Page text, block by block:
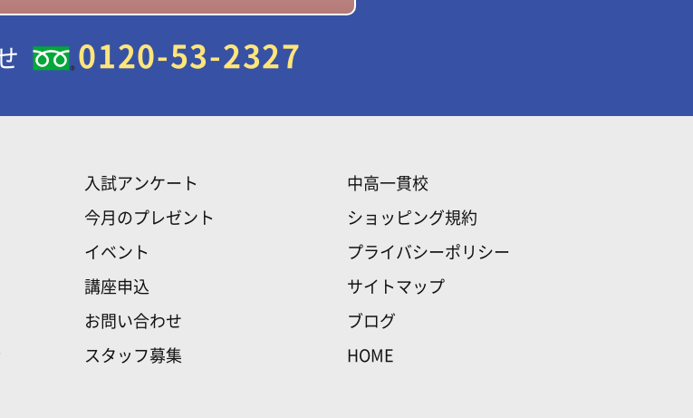
0120-53-2327
入試アンケート
今月のプレゼント
イベント
講座申込
お問い合わせ
スタッフ募集
中高一貫校
ショッピング規約
プライバシーポリシー
サイトマップ
ブログ
HOME